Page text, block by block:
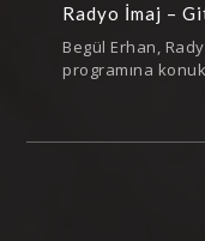
Radyo İmaj –
Begül Erhan,
programına